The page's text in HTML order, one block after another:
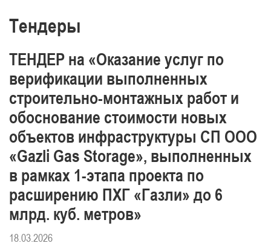
профессионализма наших работников
Тендеры
ТЕНДЕР на «Оказание услуг по
верификации выполненных
строительно-монтажных работ и
обоснование стоимости новых
объектов инфраструктуры СП ООО
«Gazli Gas Storage», выполненных
в рамках 1-этапа проекта по
расширению ПХГ «Газли» до 6
млрд. куб. метров»
18.03.2026